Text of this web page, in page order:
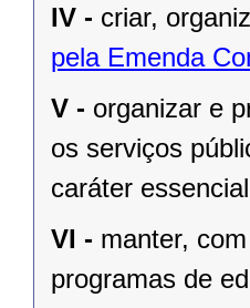
IV - criar,
pela Emenda
V - organizar e
os serviços
caráter
VI - manter,
programas de